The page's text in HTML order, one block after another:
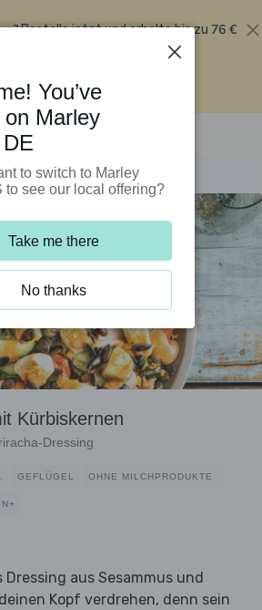
Bestelle jetzt und erhalte bis zu 76 €
deine ersten fünf Boxen
Kürbiskernen
Dressing
GEFLÜGEL OHNE MILCHPRODUKTE
aus Sesammus und
Kopf verdrehen, denn sein
You’ve
on Marley
to switch to Marley
to see our local offering?
Take me there
No thanks